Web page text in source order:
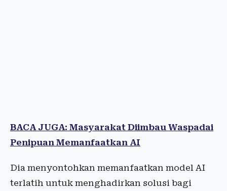
BACA JUGA: Masyarakat Diimbau Waspadai
Penipuan Memanfaatkan AI
Dia menyontohkan memanfaatkan model AI
terlatih untuk menghadirkan solusi bagi